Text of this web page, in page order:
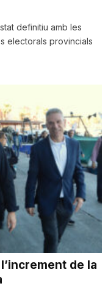
definitiu amb les
electorals provincials
de la